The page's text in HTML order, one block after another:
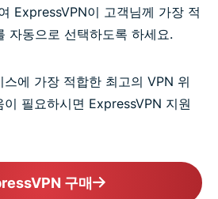
ExpressVPN이 고객님께 가장 적
자동으로 선택하도록 하세요.
에 가장 적합한 최고의 VPN 위
필요하시면 ExpressVPN 지원
구매